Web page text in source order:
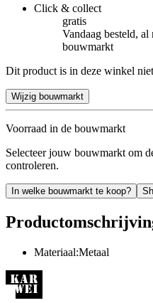
Click & collect
gratis
Vandaag besteld,
bouwmarkt
Dit product is in deze winkel
Wijzig bouwmarkt
Voorraad in de bouwmarkt
Selecteer jouw bouwmarkt om
controleren.
In welke bouwmarkt te koop?
Materiaal:Metaal